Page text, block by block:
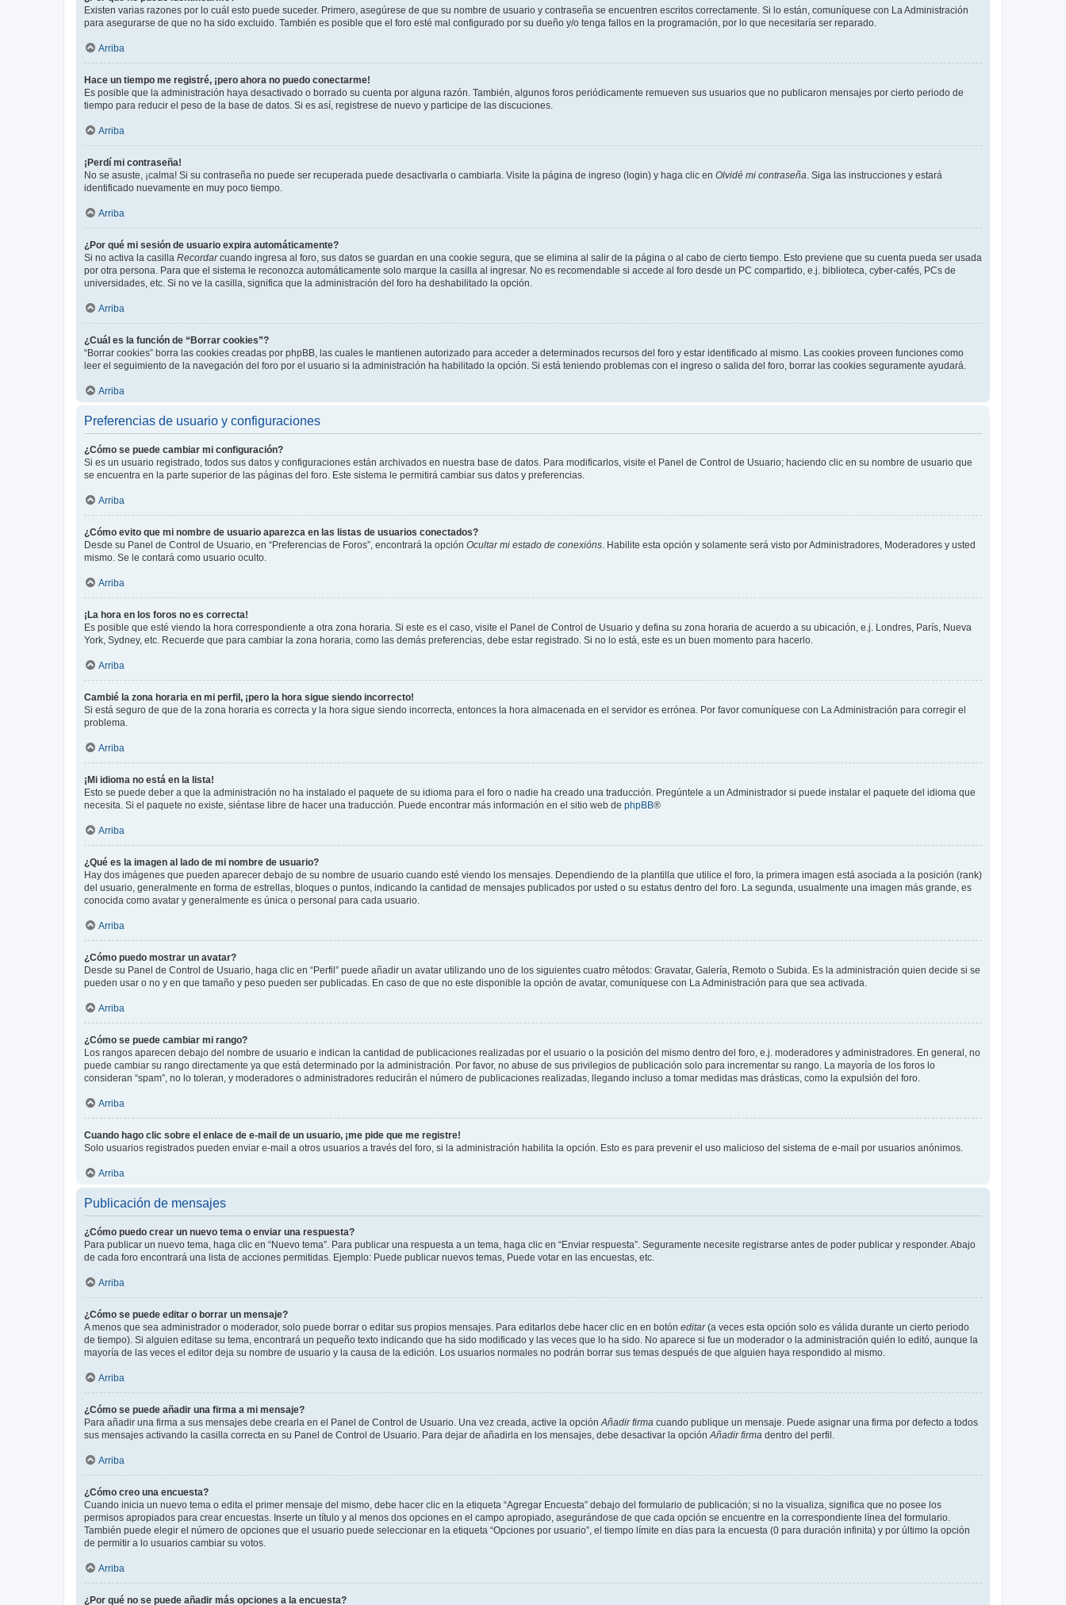
Existen varias razones por lo cuál esto puede suceder. Primero, asegúrese de que su nombre de usuario y contraseña se encuentren escritos correctamente. Si lo están, comuníquese con La Administración
para asegurarse de que no ha sido excluido. También es posible que el foro esté mal configurado por su dueño y/o tenga fallos en la programación, por lo que necesitaría ser reparado.
Arriba
Hace un tiempo me registré, ¡pero ahora no puedo conectarme!
Es posible que la administración haya desactivado o borrado su cuenta por alguna razón. También, algunos foros periódicamente remueven sus usuarios que no publicaron mensajes por cierto periodo de
tiempo para reducir el peso de la base de datos. Si es así, registrese de nuevo y participe de las discuciones.
Arriba
¡Perdí mi contraseña!
No se asuste, ¡calma! Si su contraseña no puede ser recuperada puede desactivarla o cambiarla. Visite la página de ingreso (login) y haga clic en Olvidé mi contraseña . Siga las instrucciones y estará
identificado nuevamente en muy poco tiempo.
Arriba
¿Por qué mi sesión de usuario expira automáticamente?
Si no activa la casilla Recordarcuando ingresa al foro, sus datos se guardan en una cookie segura, que se elimina al salir de la página o al cabo de cierto tiempo. Esto previene que su cuenta pueda ser usada
por otra persona. Para que el sistema le reconozca automáticamente solo marque la casilla al ingresar. No es recomendable si accede al foro desde un PC compartido, e.j. biblioteca, cyber-cafés, PCs de
universidades, etc. Si no ve la casilla, significa que la administración del foro ha deshabilitado la opción.
Arriba
¿Cuál es la función de “Borrar cookies”?
“Borrar cookies” borra las cookies creadas por phpBB, las cuales le mantienen autorizado para acceder a determinados recursos del foro y estar identificado al mismo. Las cookies proveen funciones como
leer el seguimiento de la navegación del foro por el usuario si la administración ha habilitado la opción. Si está teniendo problemas con el ingreso o salida del foro, borrar las cookies seguramente ayudará.
Arriba
Preferencias de usuario y configuraciones
¿Cómo se puede cambiar mi configuración?
Si es un usuario registrado, todos sus datos y configuraciones están archivados en nuestra base de datos. Para modificarlos, visite el Panel de Control de Usuario; haciendo clic en su nombre de usuario que
se encuentra en la parte superior de las páginas del foro. Este sistema le permitirá cambiar sus datos y preferencias.
Arriba
¿Cómo evito que mi nombre de usuario aparezca en las listas de usuarios conectados?
Desde su Panel de Control de Usuario, en “Preferencias de Foros”, encontrará la opción Ocultar mi estado de conexións . Habilite esta opción y solamente será visto por Administradores, Moderadores y usted
mismo. Se le contará como usuario oculto.
Arriba
¡La hora en los foros no es correcta!
Es posible que esté viendo la hora correspondiente a otra zona horaria. Si este es el caso, visite el Panel de Control de Usuario y defina su zona horaria de acuerdo a su ubicación, e.j. Londres, París, Nueva
York, Sydney, etc. Recuerde que para cambiar la zona horaria, como las demás preferencias, debe estar registrado. Si no lo está, este es un buen momento para hacerlo.
Arriba
Cambié la zona horaria en mi perfil, ¡pero la hora sigue siendo incorrecto!
Si está seguro de que de la zona horaria es correcta y la hora sigue siendo incorrecta, entonces la hora almacenada en el servidor es errónea. Por favor comuníquese con La Administración para corregir el
problema.
Arriba
¡Mi idioma no está en la lista!
Esto se puede deber a que la administración no ha instalado el paquete de su idioma para el foro o nadie ha creado una traducción. Pregúntele a un Administrador si puede instalar el paquete del idioma que
necesita. Si el paquete no existe, siéntase libre de hacer una traducción. Puede encontrar más información en el sitio web de phpBB®
Arriba
¿Qué es la imagen al lado de mi nombre de usuario?
Hay dos imágenes que pueden aparecer debajo de su nombre de usuario cuando esté viendo los mensajes. Dependiendo de la plantilla que utilice el foro, la primera imagen está asociada a la posición (rank)
del usuario, generalmente en forma de estrellas, bloques o puntos, indicando la cantidad de mensajes publicados por usted o su estatus dentro del foro. La segunda, usualmente una imagen más grande, es
conocida como avatar y generalmente es única o personal para cada usuario.
Arriba
¿Cómo puedo mostrar un avatar?
Desde su Panel de Control de Usuario, haga clic en “Perfil” puede añadir un avatar utilizando uno de los siguientes cuatro métodos: Gravatar, Galería, Remoto o Subida. Es la administración quien decide si se
pueden usar o no y en que tamaño y peso pueden ser publicadas. En caso de que no este disponible la opción de avatar, comuníquese con La Administración para que sea activada.
Arriba
¿Cómo se puede cambiar mi rango?
Los rangos aparecen debajo del nombre de usuario e indican la cantidad de publicaciones realizadas por el usuario o la posición del mismo dentro del foro, e.j. moderadores y administradores. En general, no
puede cambiar su rango directamente ya que está determinado por la administración. Por favor, no abuse de sus privilegios de publicación solo para incrementar su rango. La mayoría de los foros lo
consideran “spam”, no lo toleran, y moderadores o administradores reducirán el número de publicaciones realizadas, llegando incluso a tomar medidas mas drásticas, como la expulsión del foro.
Arriba
Cuando hago clic sobre el enlace de e-mail de un usuario, ¡me pide que me registre!
Solo usuarios registrados pueden enviar e-mail a otros usuarios a través del foro, si la administración habilita la opción. Esto es para prevenir el uso malicioso del sistema de e-mail por usuarios anónimos.
Arriba
Publicación de mensajes
¿Cómo puedo crear un nuevo tema o enviar una respuesta?
Para publicar un nuevo tema, haga clic en “Nuevo tema”. Para publicar una respuesta a un tema, haga clic en “Enviar respuesta”. Seguramente necesite registrarse antes de poder publicar y responder. Abajo
de cada foro encontrará una lista de acciones permitidas. Ejemplo: Puede publicar nuevos temas, Puede votar en las encuestas, etc.
Arriba
¿Cómo se puede editar o borrar un mensaje?
A menos que sea administrador o moderador, solo puede borrar o editar sus propios mensajes. Para editarlos debe hacer clic en en botón editar(a veces esta opción solo es válida durante un cierto periodo
de tiempo). Si alguien editase su tema, encontrará un pequeño texto indicando que ha sido modificado y las veces que lo ha sido. No aparece si fue un moderador o la administración quién lo editó, aunque la
mayoría de las veces el editor deja su nombre de usuario y la causa de la edición. Los usuarios normales no podrán borrar sus temas después de que alguien haya respondido al mismo.
Arriba
¿Cómo se puede añadir una firma a mi mensaje?
Para añadir una firma a sus mensajes debe crearla en el Panel de Control de Usuario. Una vez creada, active la opción Añadir firma cuando publique un mensaje. Puede asignar una firma por defecto a todos
sus mensajes activando la casilla correcta en su Panel de Control de Usuario. Para dejar de añadirla en los mensajes, debe desactivar la opción Añadir firma dentro del perfil.
Arriba
¿Cómo creo una encuesta?
Cuando inicia un nuevo tema o edita el primer mensaje del mismo, debe hacer clic en la etiqueta “Agregar Encuesta” debajo del formulario de publicación; si no la visualiza, significa que no posee los
permisos apropiados para crear encuestas. Inserte un título y al menos dos opciones en el campo apropiado, asegurándose de que cada opción se encuentre en la correspondiente línea del formulario.
También puede elegir el número de opciones que el usuario puede seleccionar en la etiqueta “Opciones por usuario”, el tiempo límite en días para la encuesta (0 para duración infinita) y por último la opción
de permitir a lo usuarios cambiar su votos.
Arriba
¿Por qué no se puede añadir más opciones a la encuesta?